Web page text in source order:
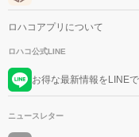
ロハコアプリについて
ロハコ公式LINE
お得な最新情報をLINE
ニュースレター